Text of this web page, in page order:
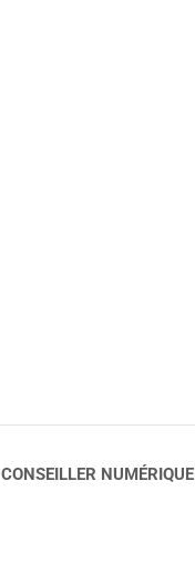
CONSEILLER NUMÉRIQUE